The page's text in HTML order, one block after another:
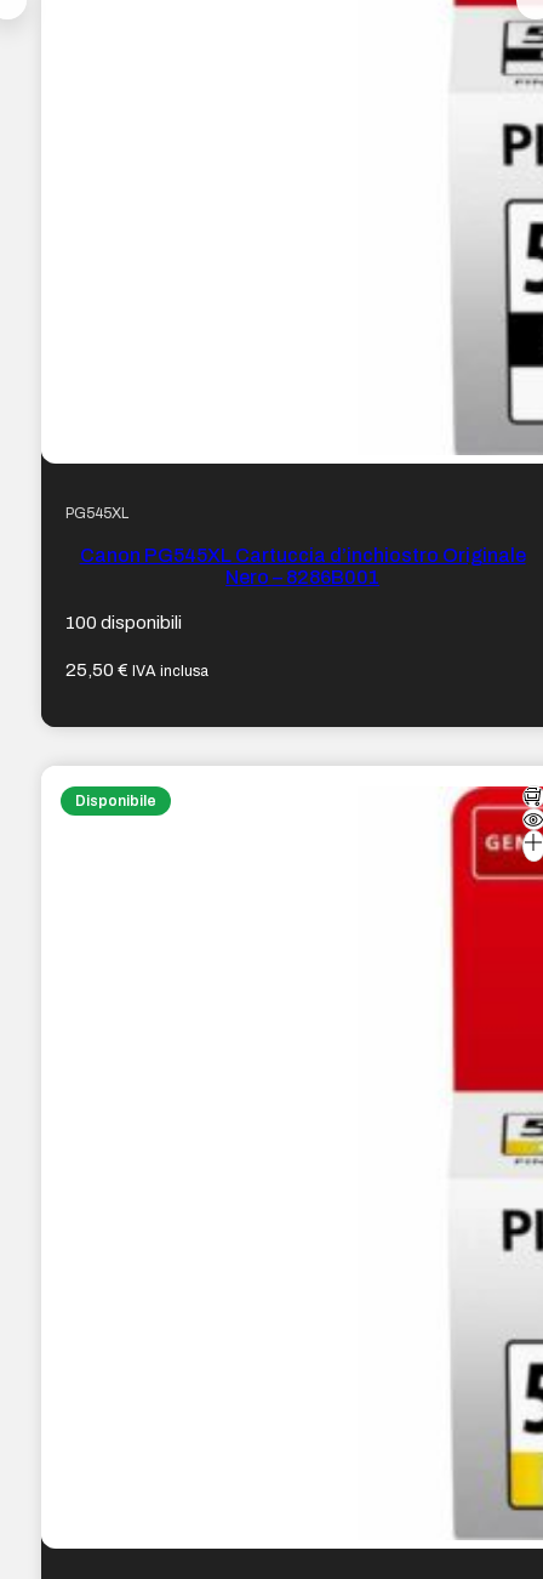
PG545XL
Canon PG545XL Cartuccia d’inchiostro Originale
Nero – 8286B001
100 disponibili
25,50€ IVA inclusa
Disponibile